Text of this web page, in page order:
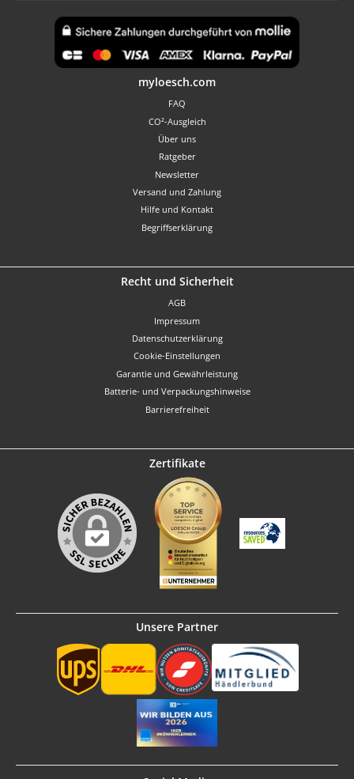
myloesch.com
FAQ
CO²-Ausgleich
Über uns
Ratgeber
Newsletter
Versand und Zahlung
Hilfe und Kontakt
Begriffserklärung
Recht und Sicherheit
AGB
Impressum
Datenschutzerklärung
Cookie-Einstellungen
Garantie und Gewährleistung
Batterie- und Verpackungshinweise
Barrierefreiheit
Zertifikate
Unsere Partner